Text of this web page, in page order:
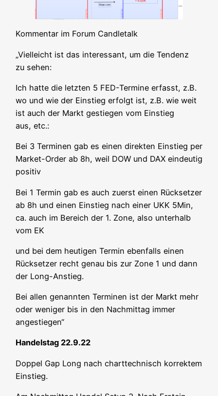
Kom­men­tar im Forum Candletalk
„Viel­leicht ist das inter­es­sant, um die Ten­denz
zu sehen:
Ich hat­te die letz­ten 5 FED-Ter­mi­ne erfasst, z.B.
wo und wie der Ein­stieg erfolgt ist, z.B. wie weit
ist auch der Markt gestie­gen vom Ein­stieg
aus, etc.:
Bei 3 Ter­mi­nen gab es einen direk­ten Ein­stieg per
Mar­ket-Order ab 8h, weil DOW und DAX ein­deu­tig
positiv
Bei 1 Ter­min gab es auch zuerst einen Rück­set­zer
ab 8h und einen Ein­stieg nach einer UKK 5Min,
ca. auch im Bereich der 1. Zone, also unter­halb
vom EK
und bei dem heu­ti­gen Ter­min eben­falls einen
Rück­set­zer recht genau bis zur Zone 1 und dann
der Long-Anstieg.
Bei allen genann­ten Ter­mi­nen ist der Markt mehr
oder weni­ger bis in den Nach­mit­tag immer
angestiegen“
Han­dels­tag 22.9.22
Dop­pel Gap Long nach chart­tech­nisch kor­rek­tem
Einstieg.